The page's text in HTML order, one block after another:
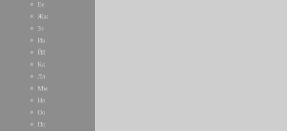
Ее
Жж
Зз
Ии
Йй
Кк
Лл
Мм
Нн
Оо
Пп